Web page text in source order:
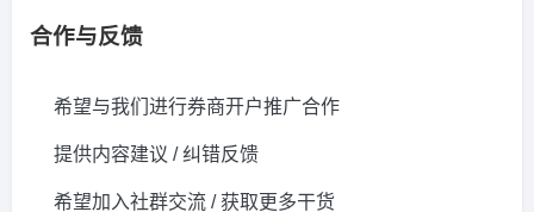
合作与反馈
希望与我们进行券商开户推广合作
提供内容建议 / 纠错反馈
希望加入社群交流 / 获取更多干货